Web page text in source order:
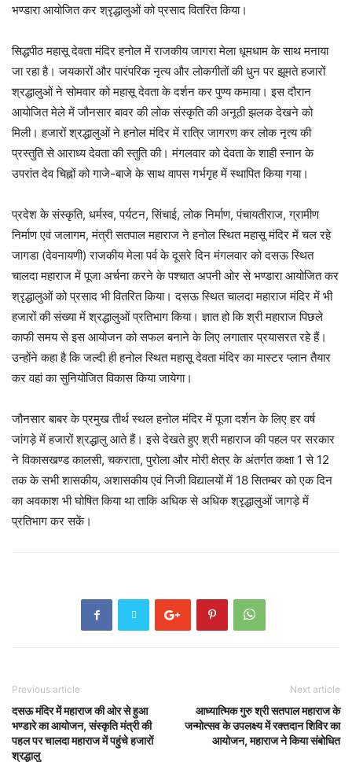
भण्डारा आयोजित कर श्रृद्धालुओं को प्रसाद वितरित किया।
सिद्धपीठ महासू देवता मंदिर हनोल में राजकीय जागरा मेला धूमधाम के साथ मनाया
जा रहा है। जयकारों और पारंपरिक नृत्य और लोकगीतों की धुन पर झूमते हजारों
श्रद्धालुओं ने सोमवार को महासू देवता के दर्शन कर पुण्य कमाया। इस दौरान
आयोजित मेले में जौनसार बावर की लोक संस्कृति की अनूठी झलक देखने को
मिली। हजारों श्रद्धालुओं ने हनोल मंदिर में रात्रि जागरण कर लोक नृत्य की
प्रस्तुति से आराध्य देवता की स्तुति की। मंगलवार को देवता के शाही स्नान के
उपरांत देव चिह्नों को गाजे-बाजे के साथ वापस गर्भगृह में स्थापित किया गया।
प्रदेश के संस्कृति, धर्मस्व, पर्यटन, सिंचाई, लोक निर्माण, पंचायतीराज, ग्रामीण
निर्माण एवं जलागम, मंत्री सतपाल महाराज ने हनोल स्थित महासू मंदिर में चल रहे
जागडा (देवनायणी) राजकीय मेला पर्व के दूसरे दिन मंगलवार को दसऊ स्थित
चालदा महाराज में पूजा अर्चना करने के पश्चात अपनी ओर से भण्डारा आयोजित कर
श्रृद्धालुओं को प्रसाद भी वितरित किया। दसऊ स्थित चालदा महाराज मंदिर में भी
हजारों की संख्या में श्रद्धालुओं प्रतिभाग किया। ज्ञात हो कि श्री महाराज पिछले
काफी समय से इस आयोजन को सफल बनाने के लिए लगातार प्रयासरत रहे हैं।
उन्होंने कहा है कि जल्दी ही हनोल स्थित महासू देवता मंदिर का मास्टर प्लान तैयार
कर वहां का सुनियोजित विकास किया जायेगा।
जौनसार बाबर के प्रमुख तीर्थ स्थल हनोल मंदिर में पूजा दर्शन के लिए हर वर्ष
जांगड़े में हजारों श्रद्धालु आते हैं। इसे देखते हुए श्री महाराज की पहल पर सरकार
ने विकासखण्ड कालसी, चकराता, पुरोला और मोरी क्षेत्र के अंतर्गत कक्षा 1 से 12
तक के सभी शासकीय, अशासकीय एवं निजी विद्यालयों में 18 सितम्बर को एक दिन
का अवकाश भी घोषित किया था ताकि अधिक से अधिक श्रृद्धालुओं जागड़े में
प्रतिभाग कर सकें।
Previous article
दसऊ मंदिर में महाराज की ओर से हुआ
भण्डारे का आयोजन, संस्कृति मंत्री की
पहल पर चालदा महाराज में पहुंचे हजारों
श्रद्धालु
Next article
आध्यात्मिक गुरु श्री सतपाल महाराज के
जन्मोत्सव के उपलक्ष्य में रक्तदान शिविर का
आयोजन, महाराज ने किया संबोधित